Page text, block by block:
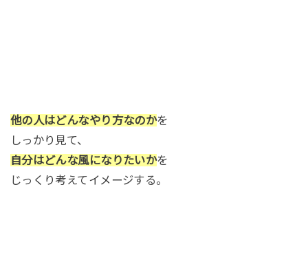
他の人はどんなやり方なのかを
しっかり見て、
自分はどんな風になりたいかを
じっくり考えてイメージする。